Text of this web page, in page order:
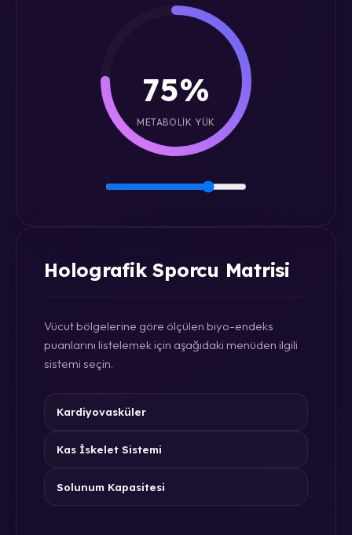
75%
METABOLIK YÜK
Holografik Sporcu Matrisi
Vücut bölgelerine göre ölçülen biyo-endeks
puanlarını listelemek için aşağıdaki menüden ilgili
sistemi seçin.
Kardiyovasküler
Kas İskelet Sistemi
Solunum Kapasitesi